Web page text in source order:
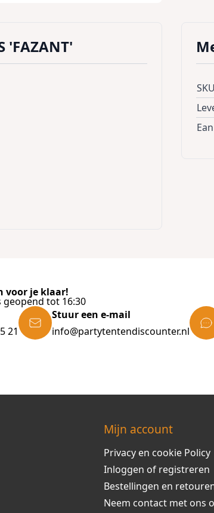
'FAZANT'
SKU
Ean
voor je klaar!
geopend tot 16:30
21
Stuur een e-mail
info@partytentendiscounter.nl
Mijn account
Privacy en cookie Policy
Inloggen of registreren
Bestellingen en
Neem contact met ons